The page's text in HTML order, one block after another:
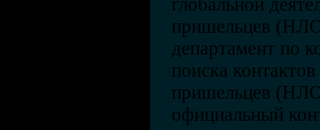
глобальной
пришельцев
департамент по
поиска
пришельцев
официальный